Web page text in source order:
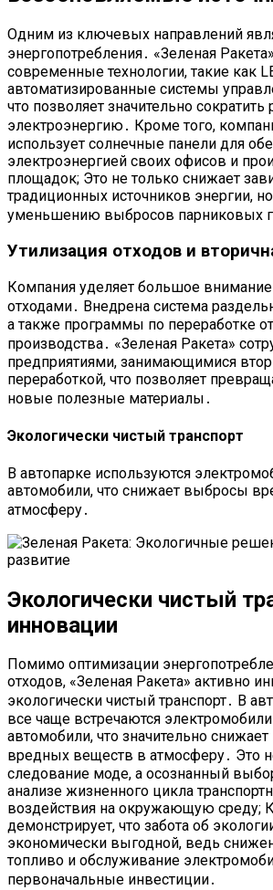
Одним из ключевых направлений
энергопотребления․ «Зеленая
современные технологии, такие как
автоматизированные системы
что позволяет значительно сократить
электроэнергию․ Кроме того,
использует солнечные панели для
электроэнергией своих офисов и
площадок; Это не только снижает
традиционных источников энергии,
уменьшению выбросов парниковых
Утилизация отходов и
Компания уделяет большое
отходами․ Внедрена система
а также программы по переработке
производства․ «Зеленая Ракета»
предприятиями, занимающимися
переработкой, что позволяет
новые полезные материалы․
Экологически чистый транспорт
В автопарке используются
автомобили, что снижает выбросы
атмосферу․
Экологически чистый
инновации
Помимо оптимизации
отходов, «Зеленая Ракета» активно
экологически чистый транспорт․ В
все чаще встречаются
автомобили, что значительно
вредных веществ в атмосферу․ Это
следование моде, а осознанный
анализе жизненного цикла
воздействия на окружающую среду;
демонстрирует, что забота об
экономически выгодной, ведь
топливо и обслуживание
первоначальные инвестиции․